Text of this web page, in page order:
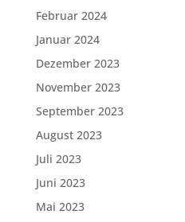
Februar 2024
Januar 2024
Dezember 2023
November 2023
September 2023
August 2023
Juli 2023
Juni 2023
Mai 2023